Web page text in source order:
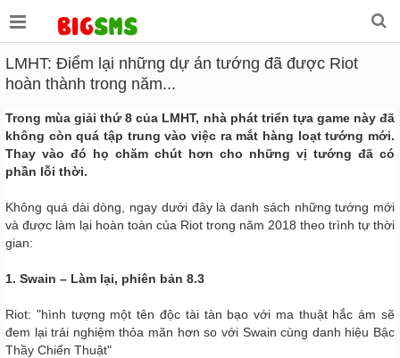
LMHT: Điểm lại những dự án tướng đã được Riot
hoàn thành trong năm...
Trong mùa giải thứ 8 của LMHT, nhà phát triển tựa game này đã
không còn quá tập trung vào việc ra mắt hàng loạt tướng mới.
Thay vào đó họ chăm chút hơn cho những vị tướng đã có
phần lỗi thời.
Không quá dài dòng, ngay dưới đây là danh sách những tướng mới
và được làm lại hoàn toàn của Riot trong năm 2018 theo trình tự thời
gian:
1. Swain – Làm lại, phiên bản 8.3
Riot: "hình tượng một tên độc tài tàn bạo với ma thuật hắc ám sẽ
đem lại trải nghiệm thỏa mãn hơn so với Swain cùng danh hiệu Bậc
Thầy Chiến Thuật"